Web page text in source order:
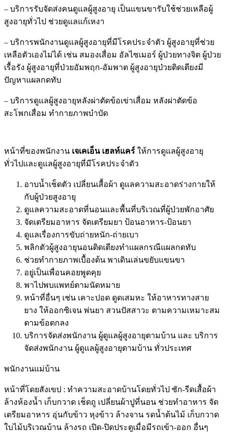
– บริการรับจัดส่งคนดูแลผู้สูงอายุ เป็นแขนขารับใช้ช่วยเหลือผู้
สูงอายุทั่วไป ช่วยดูแลแก้เหงา
– บริการพนักงานดูแลผู้สูงอายุที่มีโรคประจำตัว ผู้สูงอายุที่ช่วย
เหลือตัวเองไม่ได้ เช่น สมองเสื่อม อัลไซเมอร์ ผู้ป่วยทางจิต ผู้ป่วย
เรื้อรัง ผู้สูงอายุที่ป่วยอัมพฤก-อัมพาต ผู้สูงอายุป่วยติดเตียงมี
ปัญหาแผลกดทับ
– บริการดูแลผู้สูงอายุหลังผ่าตัดข้อเข่าเสื่อม หลังผ่าตัดข้อ
สะโพกเสื่อม ทำกายภาพบำบัด
หน้าที่ของพนักงาน เจเคเอ็น เฮลท์แคร์ ให้การดูแลผู้สูงอายุ
ทั่วไปและดูแลผู้สูงอายุที่มีโรคประจำตัว
อาบน้ำเช็ดตัว เปลี่ยนเสื้อผ้า ดูแลความสะอาดร่างกายให้
กับผู้ป่วยสูงอายุ
ดูแลความสะอาดที่นอนและพื้นที่บริเวณที่ผู้ป่วยพักอาศัย
จัดเตรียมอาหาร จัดเตรียมยา ป้อนอาหาร-ป้อนยา
ดูแลเรื่องการขับถ่ายหนัก-ถ่ายเบา
พลิกตัวผู้สูงอายุนอนติดเตียงทำแผลกรณีแผลกดทับ
ช่วยทำกายภาพเบื้องต้น พาเดินเล่นขยับแขนขา
อยู่เป็นเพื่อนคอยพูดคุย
พาไปพบแพทย์ตามนัดหมาย
หน้าที่อื่นๆ เช่น เคาะปอด ดูดเสมหะ ให้อาหารทางสาย
ยาง ให้ออกซิเจน พ่นยา สวนปัสสาวะ ตามความเหมาะสม
ตามข้อตกลง
บริการจัดส่งพนักงาน ผู้ดูแลผู้สูงอายุตามบ้าน และ บริการ
จัดส่งพนักงาน ผู้ดูแลผู้สูงอายุตามบ้าน ทั่วประเทศ
พนักงานแม่บ้าน
หน้าที่โดยสังเขป : ทำความสะอาดบ้านโดยทั่วไป ซัก-รีดเสื้อผ้า
ล้างห้องน้ำ เก็บกวาด เช็ดถู เปลี่ยนผ้าปูที่นอน ช่วยทำอาหาร จัด
เตรียมอาหาร อุ่นกับข้าว หุงข้าว ล้างจาน รดน้ำต้นไม้ เก็บกวาด
ใบไม้บริเวณบ้าน ล้างรถ เปิด-ปิดประตูเมื่อมีรถเข้า-ออก อื่นๆ